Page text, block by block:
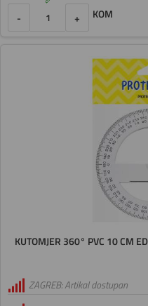
- + KOM
KUTOMJER 360° PVC 10 CM
ZAGREB: Artikal dostupan